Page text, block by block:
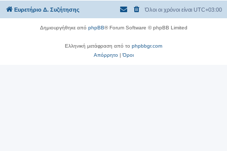
σ
Ευρετήριο Δ. Συζήτησης Όλοι οι χρόνοι είναι UTC+03:00
Δημιουργήθηκε από phpBB® Forum Software © phpBB Limited
Ελληνική μετάφραση από το phpbbgr.com
Απόρρητο|Όροι